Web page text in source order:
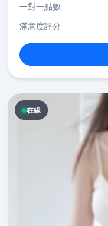
一對一點數
滿意度評分
在線